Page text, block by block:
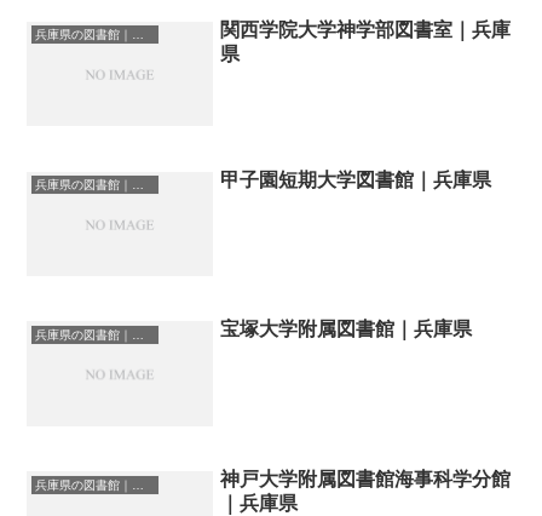
兵庫県の図書館｜勉強できる場所
関西学院大学神学部図書室｜兵庫
県
甲子園短期大学図書館｜兵庫県
宝塚大学附属図書館｜兵庫県
神戸大学附属図書館海事科学分館
｜兵庫県